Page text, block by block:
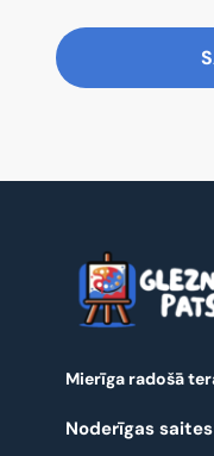
Mierīga radošā
Noderīgas saites